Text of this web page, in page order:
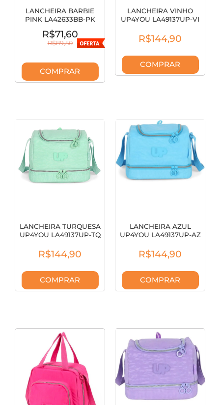
LANCHEIRA BARBIE
PINK LA42633BB-PK
R$71,60
R$89,50
COMPRAR
LANCHEIRA VINHO
UP4YOU LA49137UP-VI
R$144,90
COMPRAR
LANCHEIRA TURQUESA
UP4YOU LA49137UP-TQ
R$144,90
COMPRAR
LANCHEIRA AZUL
UP4YOU LA49137UP-AZ
R$144,90
COMPRAR